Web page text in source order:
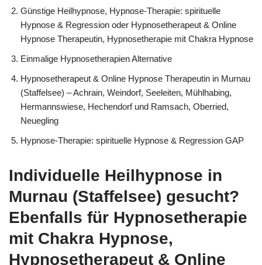
Günstige Heilhypnose, Hypnose-Therapie: spirituelle
Hypnose & Regression oder Hypnosetherapeut & Online
Hypnose Therapeutin, Hypnosetherapie mit Chakra Hypnose
Einmalige Hypnosetherapien Alternative
Hypnosetherapeut & Online Hypnose Therapeutin in Murnau
(Staffelsee) – Achrain, Weindorf, Seeleiten, Mühlhabing,
Hermannswiese, Hechendorf und Ramsach, Oberried,
Neuegling
Hypnose-Therapie: spirituelle Hypnose & Regression GAP
Individuelle Heilhypnose in
Murnau (Staffelsee) gesucht?
Ebenfalls für Hypnosetherapie
mit Chakra Hypnose,
Hypnosetherapeut & Online